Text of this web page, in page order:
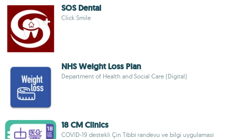
SOS Dental
Click Smile
NHS Weight Loss Plan
Department of Health and Social Care (Digital)
18 CM Clinics
COVID-19 destekli Çin Tıbbı randevu ve bilgi uygulaması